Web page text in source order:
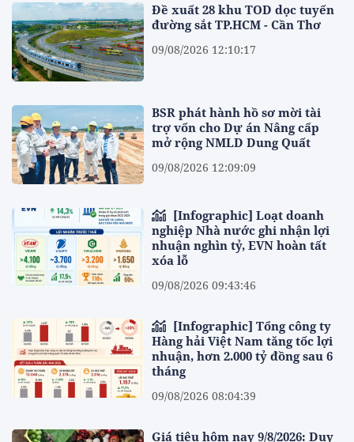
Đề xuất 28 khu TOD dọc tuyến
đường sắt TP.HCM - Cần Thơ
09/08/2026 12:10:17
BSR phát hành hồ sơ mời tài
trợ vốn cho Dự án Nâng cấp
mở rộng NMLD Dung Quất
09/08/2026 12:09:09
nghiệp Nhà nước ghi nhận lợi
nhuận nghìn tỷ, EVN hoàn tất
xóa lỗ
09/08/2026 09:43:46
Hàng hải Việt Nam tăng tốc lợi
nhuận, hơn 2.000 tỷ đồng sau 6
tháng
09/08/2026 08:04:39
Giá tiêu hôm nay 9/8/2026: Duy